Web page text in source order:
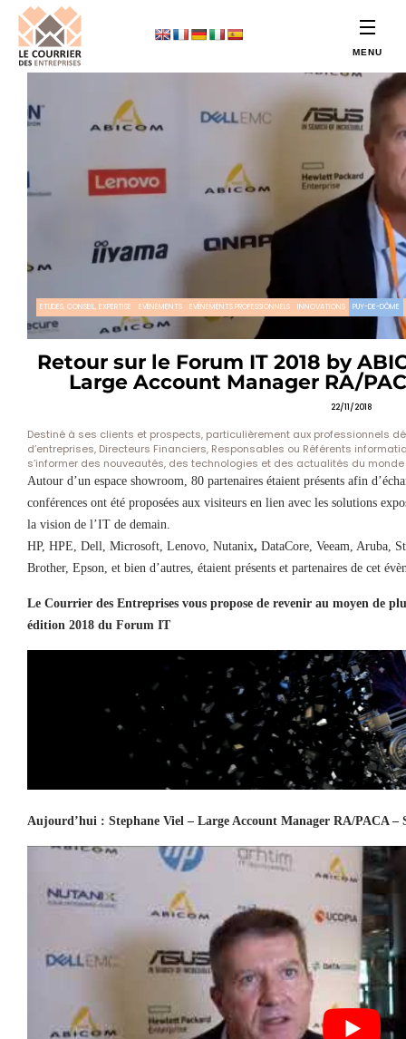
ETUDES, CONSEIL, EXPERTISE EVÉNEMENTS EVÉNEMENTS PROFESSIONNELS INNOVATIONS PUY-DE-DÔME
Retour sur le Forum IT 2018 by
Large Account Manager RA/
22/11/2018
Destiné à ses clients et prospects, particulièrement aux professionnels
d’entreprises, Directeurs Financiers, Responsables ou Référents
s’informer des nouveautés, des technologies et des actualités du
Autour d’un espace showroom, 80 partenaires étaient présents afin
conférences ont été proposées aux visiteurs en lien avec les solutions
la vision de l’IT de demain.
HP, HPE, Dell, Microsoft, Lenovo, Nutanix, DataCore, Veeam, Aruba,
Brother, Epson, et bien d’autres, étaient présents et partenaires de cet
Le Courrier des Entreprises vous propose de revenir au moyen de
édition 2018 du Forum IT
Aujourd’hui : Stephane Viel – Large Account Manager RA/PACA –